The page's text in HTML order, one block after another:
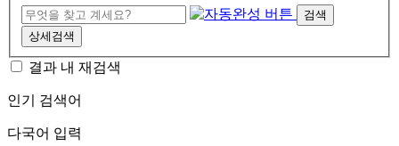
검색
상세검색
결과 내 재검색
인기 검색어
다국어 입력